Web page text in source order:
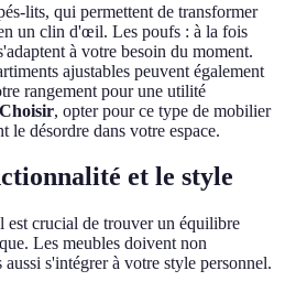
lits, qui permettent de transformer
un clin d'œil. Les poufs : à la fois
à votre besoin du moment.
ajustables peuvent également
rangement pour une utilité
, opter pour ce type de mobilier
le désordre dans votre espace.
et le style
est crucial de trouver un équilibre
Les meubles doivent non
s'intégrer à votre style personnel.